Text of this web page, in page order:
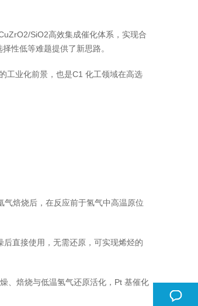
SiO2高效集成催化体系，实现合
性低等难题提供了新思路。
工业化前景，也是C1 化工领域在高选
焙烧后，在反应前于氢气中高温原位
直接使用，无需还原，可实现烯烃的
、焙烧与低温氢气还原活化，Pt 基催化